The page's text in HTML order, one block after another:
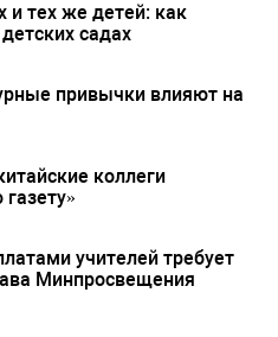
и тех же детей: как
садах
привычки влияют на
коллеги
учителей требует
Минпросвещения